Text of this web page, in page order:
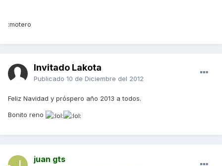
:motero
Invitado Lakota
Publicado 10 de Diciembre del 2012
Feliz Navidad y próspero año 2013 a todos.
Bonito reno
juan gts